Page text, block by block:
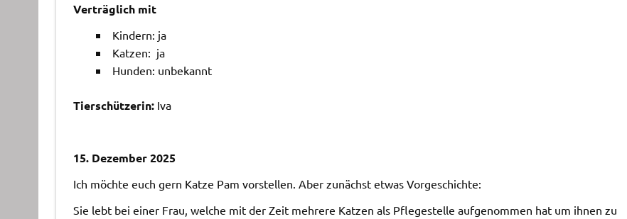
Verträglich mit
Kindern: ja
Katzen: ja
Hunden: unbekannt
Tierschützerin:Iva
15. Dezember 2025
Ich möchte euch gern Katze Pam vorstellen. Aber zunächst etwas Vorgeschichte:
Sie lebt bei einer Frau, welche mit der Zeit mehrere Katzen als Pflegestelle aufgenommen hat um ihnen zu